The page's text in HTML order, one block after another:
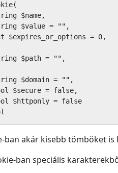
$name,
$value = "",
= 0,   //
$path = "",
$domain = "",
$secure = false,
$httponly = false
ban akár kisebb tömböket is
ban speciális